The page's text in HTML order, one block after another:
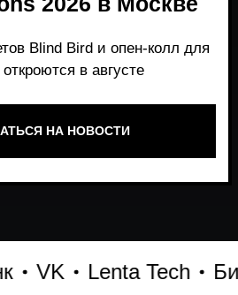
Lenta Tech
честный,
генеративного